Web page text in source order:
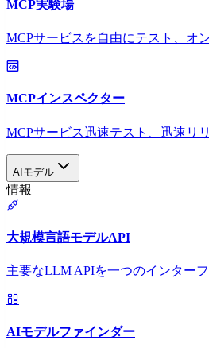
MCP実験場
MCPサービスを自由にテスト、オ
MCPインスペクター
MCPサービス迅速テスト、迅速リ
AIモデル
情報
大規模言語モデルAPI
主要なLLM APIを一つのインターフ
AIモデルファインダー